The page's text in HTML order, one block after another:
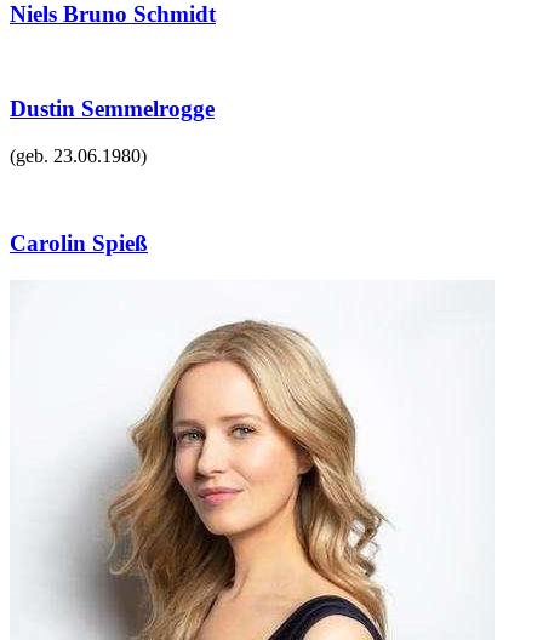
Niels Bruno Schmidt
Dustin Semmelrogge
(geb. 23.06.1980)
Carolin Spieß